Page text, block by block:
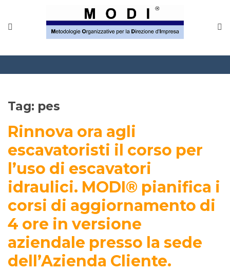
Corsi
Questionario
Blog e info
FAQ
Tag: pes
Rinnova ora agli
escavatoristi il corso per
l’uso di escavatori
idraulici. MODI® pianifica i
corsi di aggiornamento di
4 ore in versione
aziendale presso la sede
dell’Azienda Cliente.